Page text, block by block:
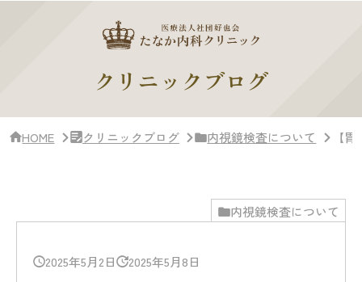
クリニックブログ
HOME クリニックブログ 内視鏡検査について 【
内視鏡検査について
2025年5月2日 2025年5月8日